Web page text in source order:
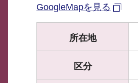
GoogleMapを見る
所在地
区分